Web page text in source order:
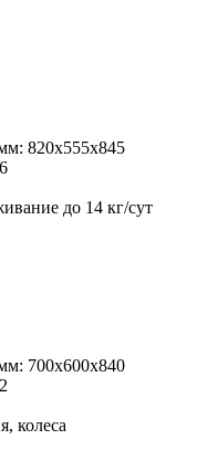
820х555х845
до 14 кг/сут
700х600х840
колеса